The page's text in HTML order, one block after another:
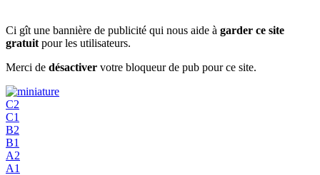
Ci gît une bannière de publicité qui nous aide à garder ce site
gratuit pour les utilisateurs.
Merci de désactiver votre bloqueur de pub pour ce site.
C2
C1
B2
B1
A2
A1